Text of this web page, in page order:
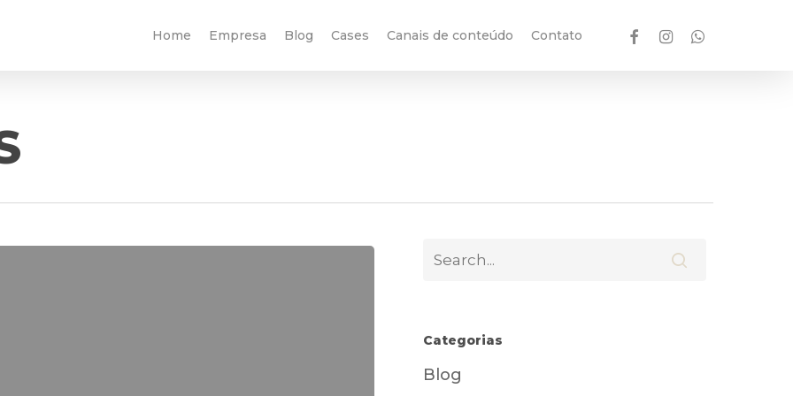
Home Empresa Blog Cases Canais de conteúdo Contato facebookinstagramwhatsapp
Categorias
Blog